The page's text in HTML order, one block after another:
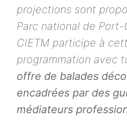
projections sont
Parc national de Port-
CIETM participe à
programmation avec
offre de balades
encadrées par des
médiateurs